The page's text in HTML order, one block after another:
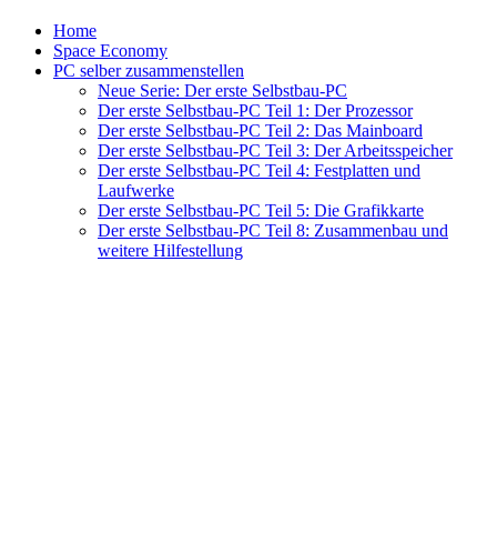
Home
Space Economy
PC selber zusammenstellen
Neue Serie: Der erste Selbstbau-PC
Der erste Selbstbau-PC Teil 1: Der Prozessor
Der erste Selbstbau-PC Teil 2: Das Mainboard
Der erste Selbstbau-PC Teil 3: Der Arbeitsspeicher
Der erste Selbstbau-PC Teil 4: Festplatten und
Laufwerke
Der erste Selbstbau-PC Teil 5: Die Grafikkarte
Der erste Selbstbau-PC Teil 8: Zusammenbau und
weitere Hilfestellung